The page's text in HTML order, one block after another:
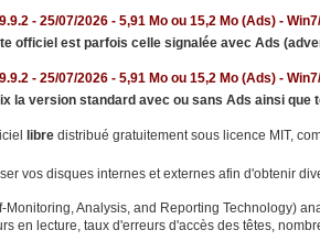
- 25/07/2026 - 5,91 Mo ou 15,2 Mo (Ads) -
officiel est parfois celle signalée avec Ads (
- 25/07/2026 - 5,91 Mo ou 15,2 Mo (Ads) -
la version standard avec ou sans Ads ainsi que
libre distribué gratuitement sous licence MIT,
vos disques internes et externes afin d'obtenir
Monitoring, Analysis, and Reporting Technology)
en lecture, taux d'erreurs d'accès des têtes,